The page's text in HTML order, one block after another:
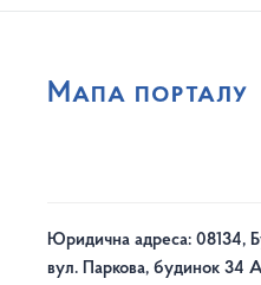
Мапа порталу
Юридична адреса: 08134,
вул. Паркова, будинок 34